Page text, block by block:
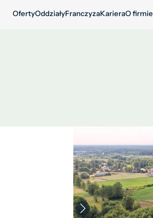
OfertyOddziałyFranczyzaKarieraO firmie